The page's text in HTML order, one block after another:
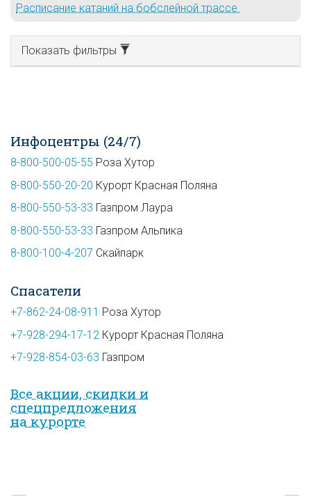
Расписание катаний на бобслейной трассе.
Показать фильтры
Инфоцентры (24/7)
8-800-500-05-55 Роза Хутор
8-800-550-20-20 Курорт Красная Поляна
8-800-550-53-33 Газпром Лаура
8-800-550-53-33 Газпром Альпика
8-800-100-4-207 Скайпарк
Спасатели
+7-862-24-08-911 Роза Хутор
+7-928-294-17-12 Курорт Красная Поляна
+7-928-854-03-63 Газпром
Все акции, скидки и
спец­предложе­ния
на курорте